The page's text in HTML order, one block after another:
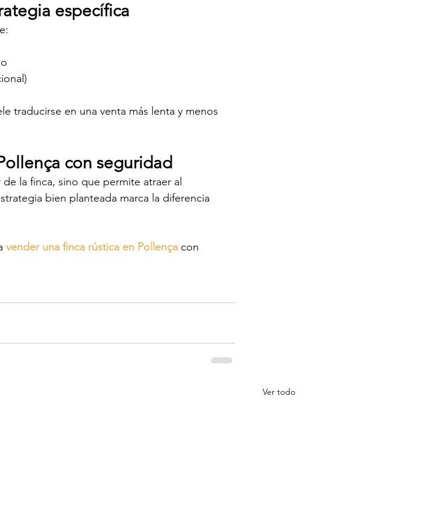
específica
traducirse en una venta más lenta y menos
con seguridad
la finca, sino que permite atraer al
bien planteada marca la diferencia
vender una finca rústica en Pollença con
Ver todo